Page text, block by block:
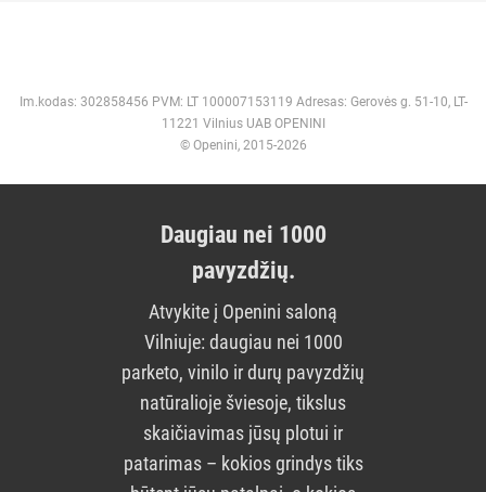
Im.kodas: 302858456 PVM: LT 100007153119 Adresas: Gerovės g. 51-10, LT-
11221 Vilnius UAB OPENINI
© Openini, 2015-2026
Daugiau nei 1000
pavyzdžių.
Atvykite į Openini saloną
Vilniuje: daugiau nei 1000
parketo, vinilo ir durų pavyzdžių
natūralioje šviesoje, tikslus
skaičiavimas jūsų plotui ir
patarimas – kokios grindys tiks